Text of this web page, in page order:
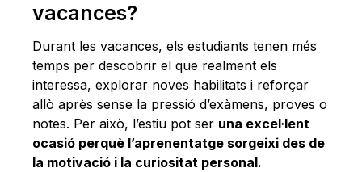
vacances?
Durant les vacances, els estudiants tenen més
temps per descobrir el que realment els
interessa, explorar noves habilitats i reforçar
allò après sense la pressió d’exàmens, proves o
notes. Per això, l’estiu pot ser una excel·lent
ocasió perquè l’aprenentatge sorgeixi des de
la motivació i la curiositat personal.